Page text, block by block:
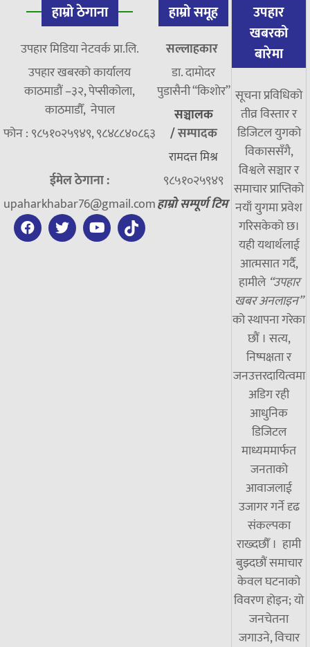
हाम्रो ठेगाना
उपहार मिडिया नेटवर्क प्रा.लि.
उपहार खबरको कार्यालय
काठमाडौं –३२, पेप्सीकोला,
काठमाडौँ, नेपाल
फोन : ९८५१०२५९४९, ९८४८८४०८६३
ईमेल ठेगाना :
upaharkhabar76@gmail.com
हाम्रो समूह
सल्लाहकार
डा. दामाेदर
पुडासैनी “किशाेर”
सञ्चालक
/सम्पादक
रामदत्त मिश्र
९८५१०२५९४९
हाम्रो सम्पूर्ण टिम
उपहार
खबरको
बारेमा
सूचना प्रविधिको
तीव्र विस्तार र
डिजिटल युगको
विकाससँगै,
विश्वले सञ्चार र
समाचार प्राप्तिको
नयाँ युगमा प्रवेश
गरिसकेको छ।
यही यथार्थलाई
आत्मसात गर्दै,
हामीले “उपहार
खबर अनलाइन”
को स्थापना गरेका
छौं । सत्य,
निष्पक्षता र
जनउत्तरदायित्वमा
अडिग रही
आधुनिक
डिजिटल
माध्यममार्फत
जनताको
आवाजलाई
उजागर गर्ने दृढ
संकल्पका
राख्दछौँ । हामी
बुझ्दछौं समाचार
केवल घटनाको
विवरण होइन; यो
जनचेतना
जगाउने, विचार